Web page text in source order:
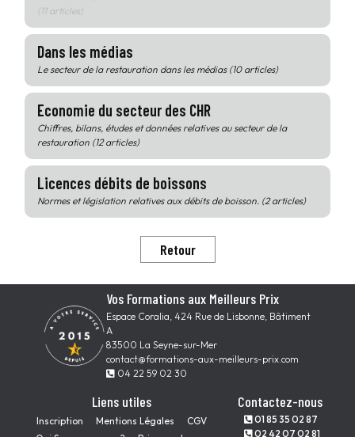
(11 articles)
Dans les médias
Le secteur de la restauration dans les médias (10 articles)
Economie du secteur des CHR
Chiffres, bilans, études et données relatives au secteur de la
restauration (12 articles)
Licences débits de boissons
Normes et législation relatives aux débits de boisson. (2 articles)
Retour
Vos Formations aux Meilleurs Prix
Espace Coralia, 424 Rue de Lisbonne, Bâtiment
A
83500 La Seyne-sur-Mer
contact@formations-aux-meilleurs-prix.com
04 22 59 02 30
Liens utiles
Inscription Mentions Légales
CGV
Contactez-nous
01 85 35 02 87
02 42 07 02 81